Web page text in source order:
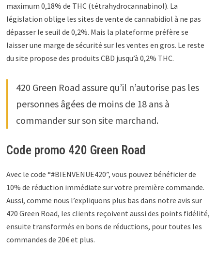
maximum 0,18% de THC (tétrahydrocannabinol). La
législation oblige les sites de vente de cannabidiol à ne pas
dépasser le seuil de 0,2%. Mais la plateforme préfère se
laisser une marge de sécurité sur les ventes en gros. Le reste
du site propose des produits CBD jusqu’à 0,2% THC.
420 Green Road assure qu’il n’autorise pas les
personnes âgées de moins de 18 ans à
commander sur son site marchand.
Code promo 420 Green Road
Avec le code “#BIENVENUE420”, vous pouvez bénéficier de
10% de réduction immédiate sur votre première commande.
Aussi, comme nous l’expliquons plus bas dans notre avis sur
420 Green Road, les clients reçoivent aussi des points fidélité,
ensuite transformés en bons de réductions, pour toutes les
commandes de 20€ et plus.